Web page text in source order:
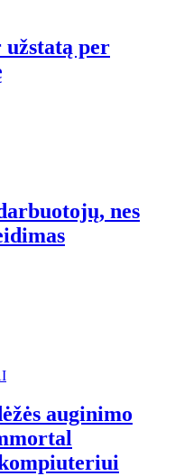
užstatą per
nes
auginimo